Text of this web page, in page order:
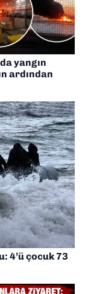
yangın
ardından
4’ü çocuk 73